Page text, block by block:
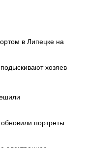
в Липецке на
хозяев
портреты